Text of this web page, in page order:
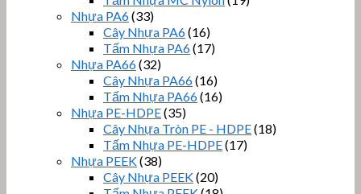
Nhựa PA6(33)
Cây Nhựa PA6(16)
Tấm Nhựa PA6(17)
Nhựa PA66(32)
Cây Nhựa PA66(16)
Tấm Nhựa PA66(16)
Nhựa PE-HDPE(35)
Cây Nhựa Tròn PE - HDPE(18)
Tấm Nhựa PE-HDPE(17)
Nhựa PEEK(38)
Cây Nhựa PEEK(20)